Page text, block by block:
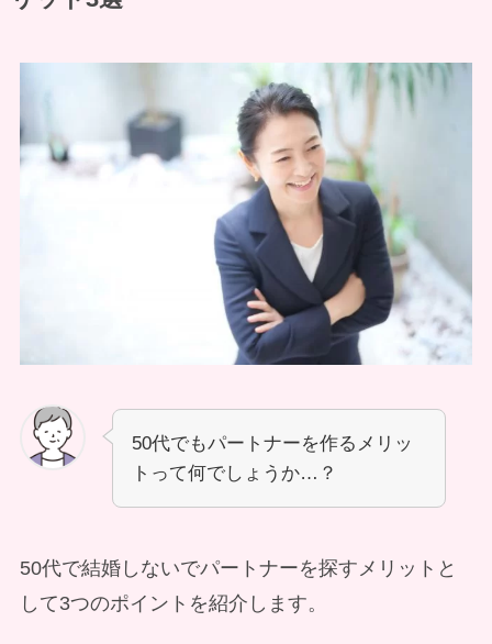
50代でもパートナーを作るメリッ
トって何でしょうか…？
50代で結婚しないでパートナーを探すメリットと
して3つのポイントを紹介します。